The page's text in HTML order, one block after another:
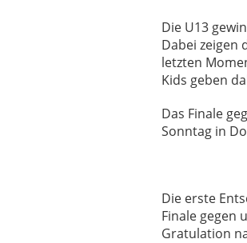
Die U13
Dabei zeigen
letzten
Kids geben
Das Finale
Sonntag in
Die erste
Finale gegen
Gratulation